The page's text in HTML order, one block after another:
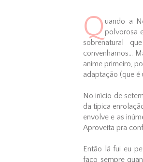
Quando a
polvorosa
sobrenatural
convenhamos...
anime primeiro,
adaptação (que é
No início de
da típica
envolve e as
Aproveita pra
Então lá fui eu
faço sempre